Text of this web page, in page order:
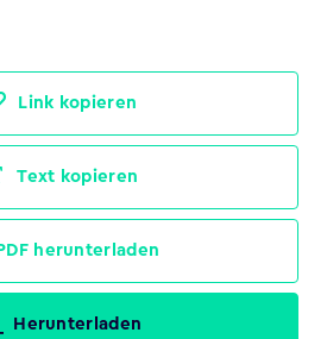
Link kopieren
Text kopieren
PDF herunterladen
Herunterladen